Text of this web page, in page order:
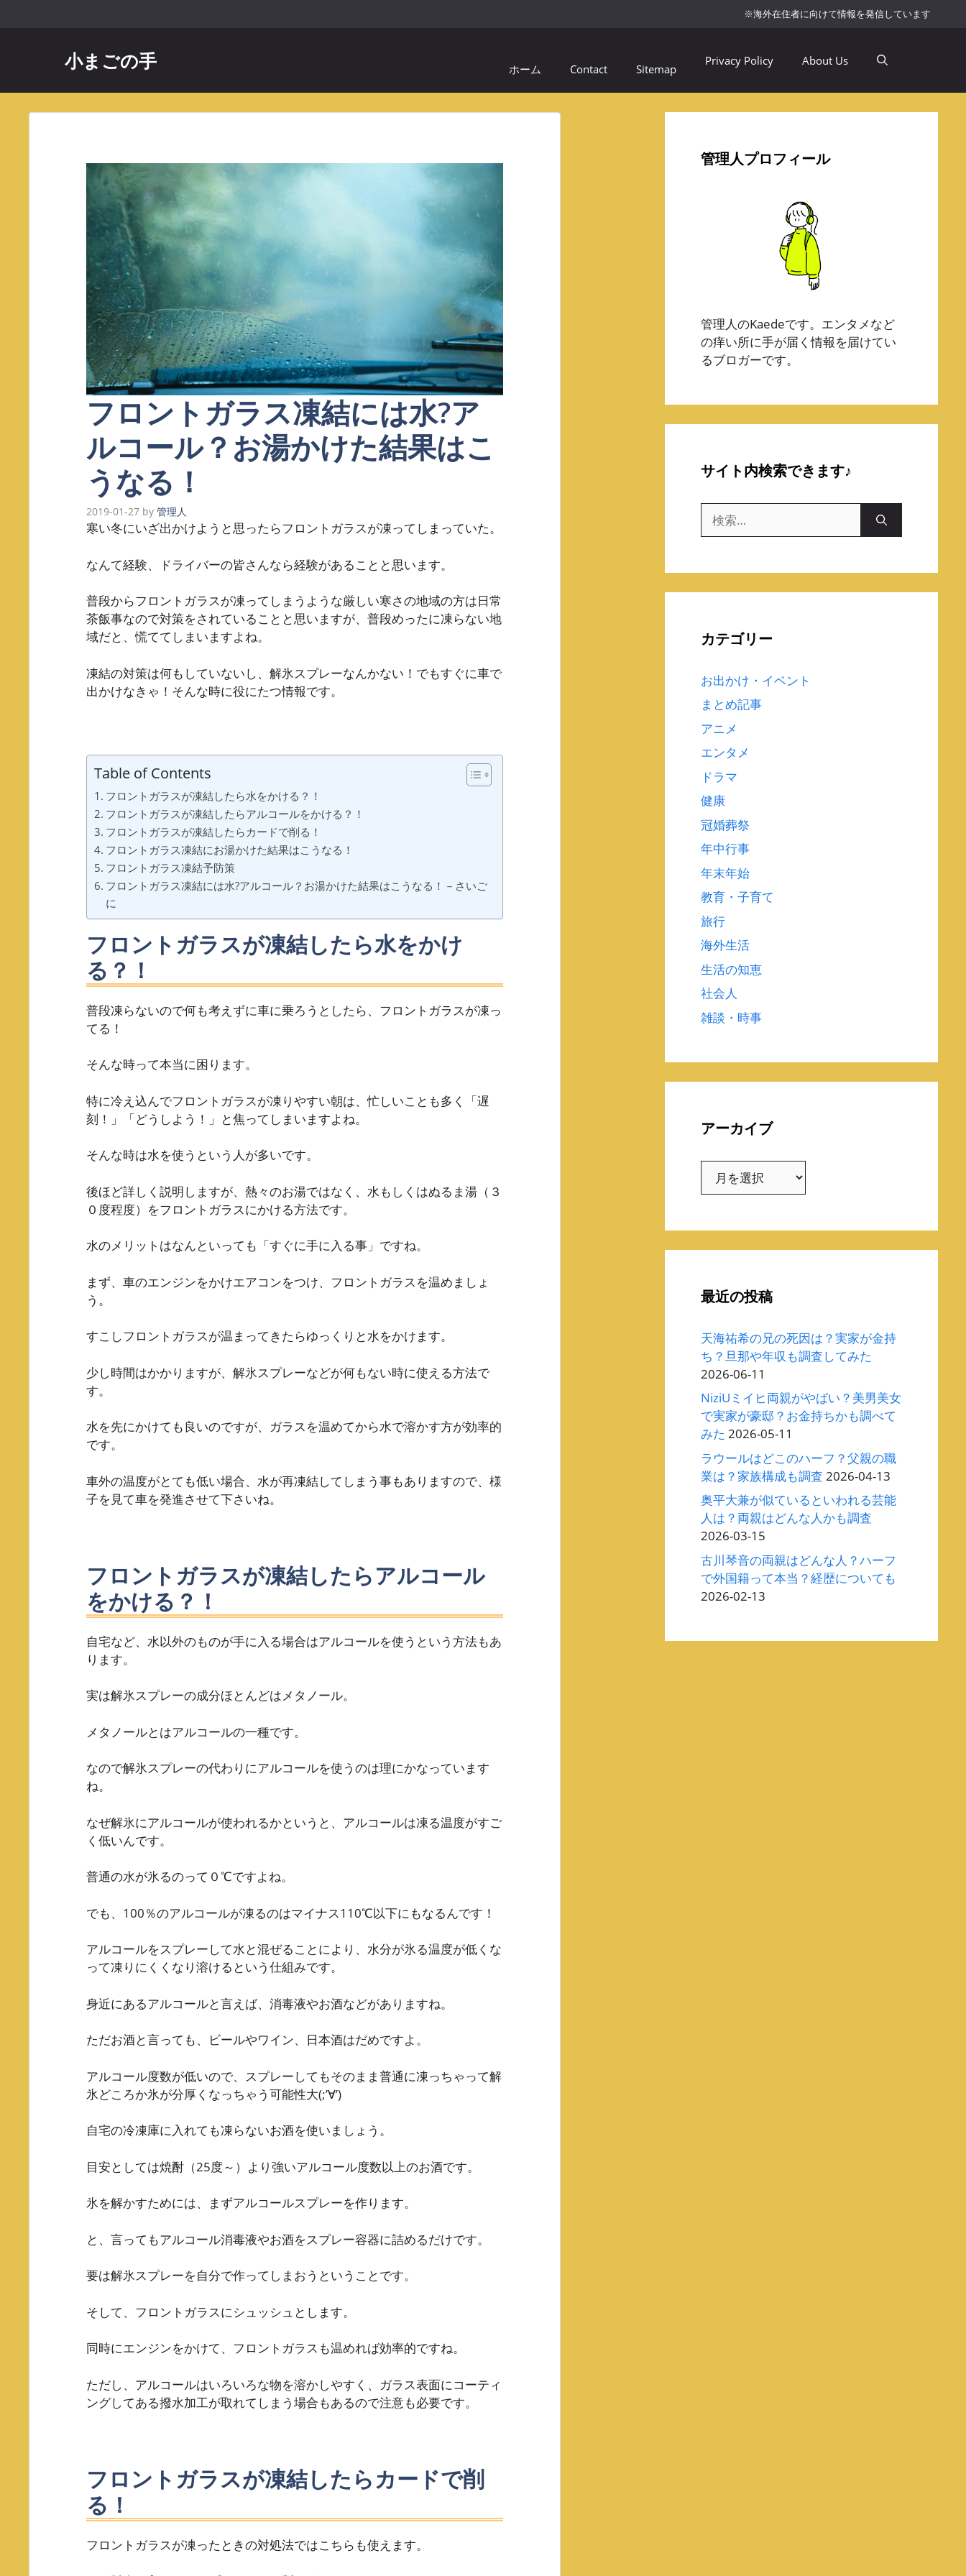
へ
※海外在住者に向けて情報を発信しています
小まごの手 ホーム Contact Sitemap
Privacy Policy About Us
フロントガラス凍結には水?ア
ルコール？お湯かけた結果はこ
うなる！
2019-01-27 by 管理人
寒い冬にいざ出かけようと思ったらフロントガラスが凍ってしまっていた。
なんて経験、ドライバーの皆さんなら経験があることと思います。
普段からフロントガラスが凍ってしまうような厳しい寒さの地域の方は日常
茶飯事なので対策をされていることと思いますが、普段めったに凍らない地
域だと、慌ててしまいますよね。
凍結の対策は何もしていないし、解氷スプレーなんかない！でもすぐに車で
出かけなきゃ！そんな時に役にたつ情報です。
Table of Contents
フロントガラスが凍結したら水をかける？！
フロントガラスが凍結したらアルコールをかける？！
フロントガラスが凍結したらカードで削る！
フロントガラス凍結にお湯かけた結果はこうなる！
フロントガラス凍結予防策
フロントガラス凍結には水?アルコール？お湯かけた結果はこうなる！－さいご
に
フロントガラスが凍結したら水をかけ
る？！
普段凍らないので何も考えずに車に乗ろうとしたら、フロントガラスが凍っ
てる！
そんな時って本当に困ります。
特に冷え込んでフロントガラスが凍りやすい朝は、忙しいことも多く「遅
刻！」「どうしよう！」と焦ってしまいますよね。
そんな時は水を使うという人が多いです。
後ほど詳しく説明しますが、熱々のお湯ではなく、水もしくはぬるま湯（３
０度程度）をフロントガラスにかける方法です。
水のメリットはなんといっても「すぐに手に入る事」ですね。
まず、車のエンジンをかけエアコンをつけ、フロントガラスを温めましょ
う。
すこしフロントガラスが温まってきたらゆっくりと水をかけます。
少し時間はかかりますが、解氷スプレーなどが何もない時に使える方法で
す。
水を先にかけても良いのですが、ガラスを温めてから水で溶かす方が効率的
です。
車外の温度がとても低い場合、水が再凍結してしまう事もありますので、様
子を見て車を発進させて下さいね。
フロントガラスが凍結したらアルコール
をかける？！
自宅など、水以外のものが手に入る場合はアルコールを使うという方法もあ
ります。
実は解氷スプレーの成分ほとんどはメタノール。
メタノールとはアルコールの一種です。
なので解氷スプレーの代わりにアルコールを使うのは理にかなっています
ね。
なぜ解氷にアルコールが使われるかというと、アルコールは凍る温度がすご
く低いんです。
普通の水が氷るのって０℃ですよね。
でも、100％のアルコールが凍るのはマイナス110℃以下にもなるんです！
アルコールをスプレーして水と混ぜることにより、水分が氷る温度が低くな
って凍りにくくなり溶けるという仕組みです。
身近にあるアルコールと言えば、消毒液やお酒などがありますね。
ただお酒と言っても、ビールやワイン、日本酒はだめですよ。
アルコール度数が低いので、スプレーしてもそのまま普通に凍っちゃって解
氷どころか氷が分厚くなっちゃう可能性大(;’∀’)
自宅の冷凍庫に入れても凍らないお酒を使いましょう。
目安としては焼酎（25度～）より強いアルコール度数以上のお酒です。
氷を解かすためには、まずアルコールスプレーを作ります。
と、言ってもアルコール消毒液やお酒をスプレー容器に詰めるだけです。
要は解氷スプレーを自分で作ってしまおうということです。
そして、フロントガラスにシュッシュとします。
同時にエンジンをかけて、フロントガラスも温めれば効率的ですね。
ただし、アルコールはいろいろな物を溶かしやすく、ガラス表面にコーティ
ングしてある撥水加工が取れてしまう場合もあるので注意も必要です。
フロントガラスが凍結したらカードで削
る！
フロントガラスが凍ったときの対処法ではこちらも使えます。
管理人プロフィール
管理人のKaedeです。エンタメなど
の痒い所に手が届く情報を届けてい
るブロガーです。
サイト内検索できます♪
索:
カテゴリー
お出かけ・イベント
まとめ記事
アニメ
エンタメ
ドラマ
健康
冠婚葬祭
年中行事
年末年始
教育・子育て
旅行
海外生活
生活の知恵
社会人
雑談・時事
アーカイブ
最近の投稿
天海祐希の兄の死因は？実家が金持
ち？旦那や年収も調査してみた
2026-06-11
NiziUミイヒ両親がやばい？美男美女
で実家が豪邸？お金持ちかも調べて
みた 2026-05-11
ラウールはどこのハーフ？父親の職
業は？家族構成も調査 2026-04-13
奥平大兼が似ているといわれる芸能
人は？両親はどんな人かも調査
2026-03-15
古川琴音の両親はどんな人？ハーフ
で外国籍って本当？経歴についても
2026-02-13